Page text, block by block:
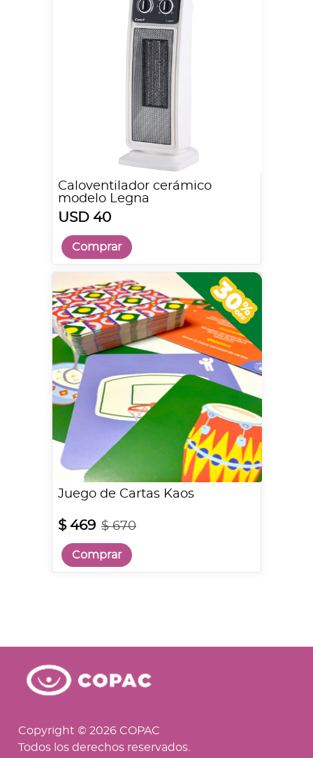
Caloventilador cerámico
modelo Legna
USD 40
Comprar
Juego de Cartas Kaos
$ 469 $ 670
Comprar
Copyright © 2026 COPAC
Todos los derechos reservados.